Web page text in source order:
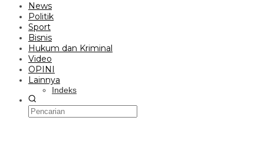
News
Politik
Sport
Bisnis
Hukum dan Kriminal
Video
OPINI
Lainnya
Indeks